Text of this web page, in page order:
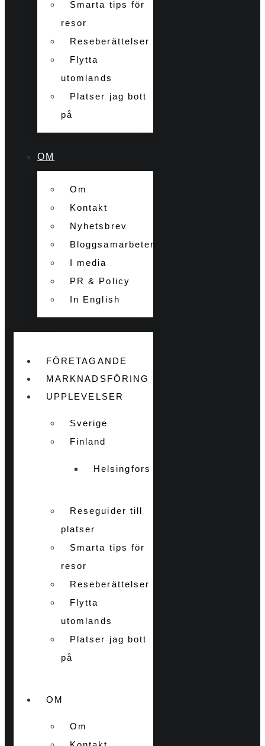
Smarta tips för
resor
Reseberättelser
Flytta
utomlands
Platser jag bott
på
OM
Om
Kontakt
Nyhetsbrev
Bloggsamarbeten
I media
PR & Policy
In English
FÖRETAGANDE
MARKNADSFÖRING
UPPLEVELSER
Sverige
Finland
Helsingfors
Reseguider till
platser
Smarta tips för
resor
Reseberättelser
Flytta
utomlands
Platser jag bott
på
OM
Om